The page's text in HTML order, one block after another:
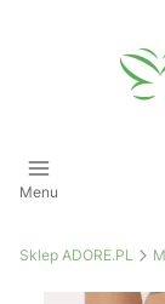
Menu
Sklep ADORE.PL